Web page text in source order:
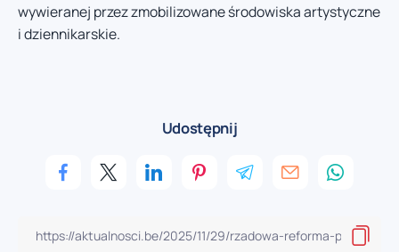
wywieranej przez zmobilizowane środowiska artystyczne
i dziennikarskie.
Udostępnij